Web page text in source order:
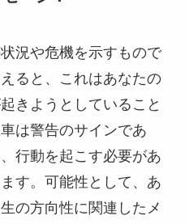
況や危機を示すもので
ると、これはあなたの
きようとしていること
は警告のサインであ
行動を起こす必要があ
す。可能性として、あ
の方向性に関連したメ